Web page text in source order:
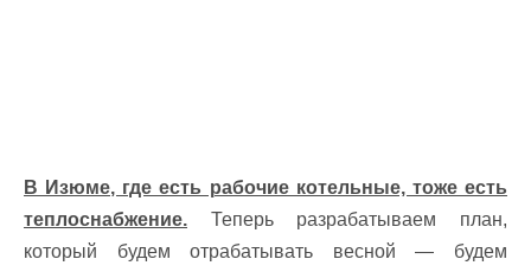
В Изюме, где есть рабочие котельные, тоже есть
теплоснабжение. Теперь разрабатываем план,
который будем отрабатывать весной — будем